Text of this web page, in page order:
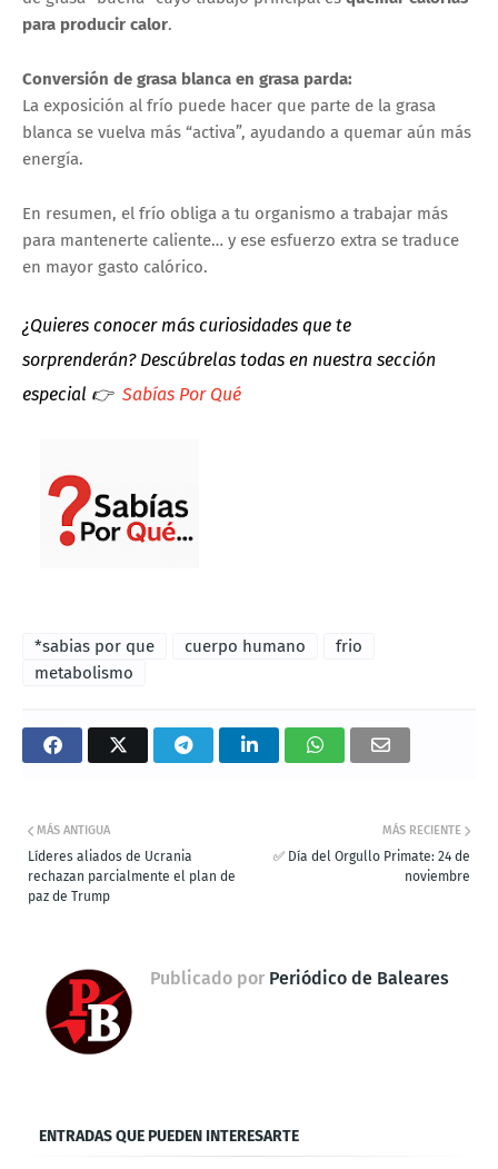
para producir calor.
Conversión de grasa blanca en grasa parda:
La exposición al frío puede hacer que parte de la grasa
blanca se vuelva más “activa”, ayudando a quemar aún más
energía.
En resumen, el frío obliga a tu organismo a trabajar más
para mantenerte caliente… y ese esfuerzo extra se traduce
en mayor gasto calórico.
¿Quieres conocer más curiosidades que te
sorprenderán? Descúbrelas todas en nuestra sección
especial 👉 Sabías Por Qué
*sabias por que cuerpo humano
frio
metabolismo
MÁS RECIENTE
✅ Día del Orgullo Primate: 24 de
noviembre
MÁS ANTIGUA
Líderes aliados de Ucrania
rechazan parcialmente el plan de
paz de Trump
Publicado por Periódico de Baleares
ENTRADAS QUE PUEDEN INTERESARTE